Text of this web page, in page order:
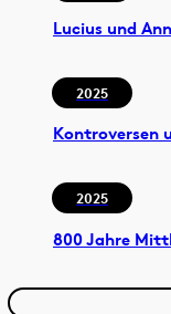
Lucius und
2025
Kontroversen
2025
800 Jahre